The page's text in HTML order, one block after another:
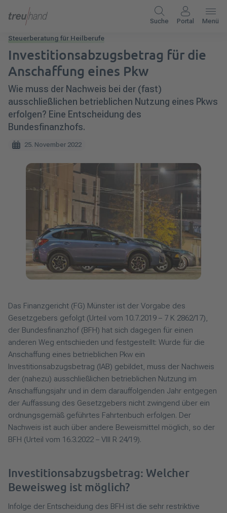
Suche Portal Menü
Steuerberatung für Heilberufe
Investitionsabzugsbetrag für die
Anschaffung eines Pkw
Wie muss der Nachweis bei der (fast)
ausschließlichen betrieblichen Nutzung eines Pkws
erfolgen? Eine Entscheidung des
Bundesfinanzhofs.
25. November 2022
Das Finanzgericht (FG) Münster ist der Vorgabe des
Gesetzgebers gefolgt (Urteil vom 10.7.2019 – 7 K 2862/17),
der Bundesfinanzhof (BFH) hat sich dagegen für einen
anderen Weg entschieden und festgestellt: Wurde für die
Anschaffung eines betrieblichen Pkw ein
Investitionsabzugsbetrag (IAB) gebildet, muss der Nachweis
der (nahezu) ausschließlichen betrieblichen Nutzung im
Anschaffungsjahr und in dem darauffolgenden Jahr entgegen
der Auffassung des Gesetzgebers nicht zwingend über ein
ordnungsgemäß geführtes Fahrtenbuch erfolgen. Der
Nachweis ist auch über andere Beweismittel möglich, so der
BFH (Urteil vom 16.3.2022 – VIII R 24/19).
Investitionsabzugsbetrag: Welcher
Beweisweg ist möglich?
Infolge der Entscheidung des BFH ist die sehr restriktive